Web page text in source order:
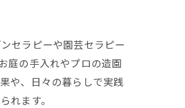
セラピーや園芸セラピー
庭の手入れやプロの造園
や、日々の暮らしで実践
れます。